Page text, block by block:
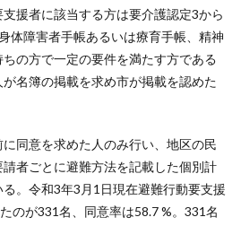
援者に該当する方は要介護認定3から
体障害者手帳あるいは療育手帳、精神
の方で一定の要件を満たす方である
名簿の掲載を求め市が掲載を認めた
同意を求めた人のみ行い、地区の民
者ごとに避難方法を記載した個別計
。令和3年3月1日現在避難行動要支援
のが331名、同意率は58.7 %。331名